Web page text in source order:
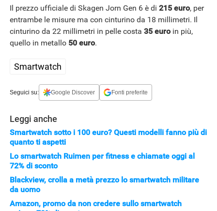
Il prezzo ufficiale di Skagen Jorn Gen 6 è di 215 euro, per
entrambe le misure ma con cinturino da 18 millimetri. Il
cinturino da 22 millimetri in pelle costa 35 euroin più,
quello in metallo 50 euro.
Smartwatch
Seguici su: Google Discover Fonti preferite
Leggi anche
Smartwatch sotto i 100 euro? Questi modelli fanno più di
quanto ti aspetti
Lo smartwatch Ruimen per fitness e chiamate oggi al
72% di sconto
Blackview, crolla a metà prezzo lo smartwatch militare
da uomo
Amazon, promo da non credere sullo smartwatch